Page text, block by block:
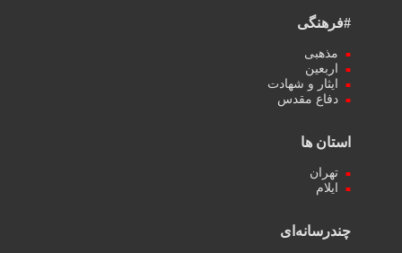
#فرهنگی
مذهبی
اربعین
ایثار و شهادت
دفاع مقدس
استان ها
تهران
ایلام
چندرسانه‌ای